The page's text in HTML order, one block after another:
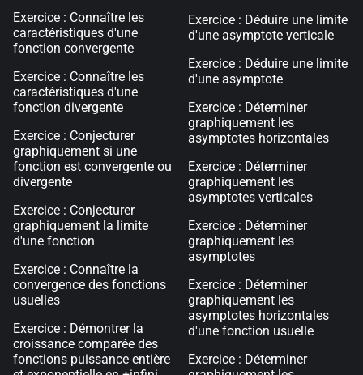
Exercice : Connaître les
caractéristiques d'une
fonction convergente
Exercice : Connaître les
caractéristiques d'une
fonction divergente
Exercice : Conjecturer
graphiquement si une
fonction est convergente ou
divergente
Exercice : Conjecturer
graphiquement la limite
d'une fonction
Exercice : Connaître la
convergence des fonctions
usuelles
Exercice : Démontrer la
croissance comparée des
fonctions puissance entière
Exercice : Déduire une limite
d'une asymptote verticale
Exercice : Déduire une limite
d'une asymptote
Exercice : Déterminer
graphiquement les
asymptotes horizontales
Exercice : Déterminer
graphiquement les
asymptotes verticales
Exercice : Déterminer
graphiquement les
asymptotes
Exercice : Déterminer
graphiquement les
asymptotes horizontales
d'une fonction usuelle
Exercice : Déterminer